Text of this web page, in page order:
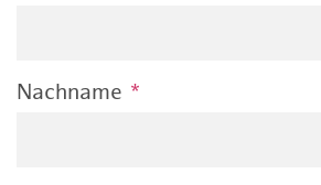
Nachname *